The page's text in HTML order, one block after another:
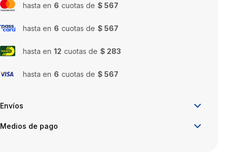
hasta en 6 cuotas de $ 567
hasta en 6 cuotas de $ 567
hasta en 12 cuotas de $ 283
hasta en 6 cuotas de $ 567
Envíos
Medios de pago